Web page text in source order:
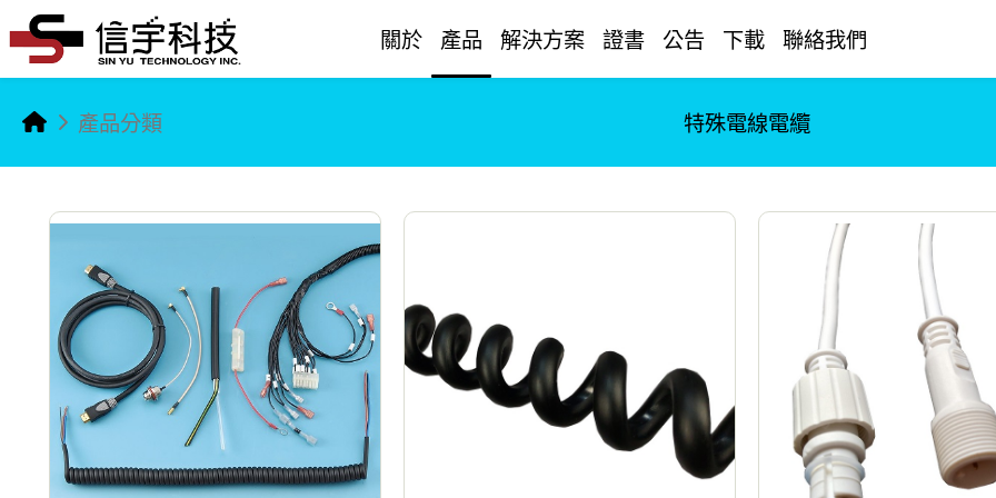
關於 產品 解決方案 證書 公告 下載 聯絡我們
產品分類 特殊電線電纜